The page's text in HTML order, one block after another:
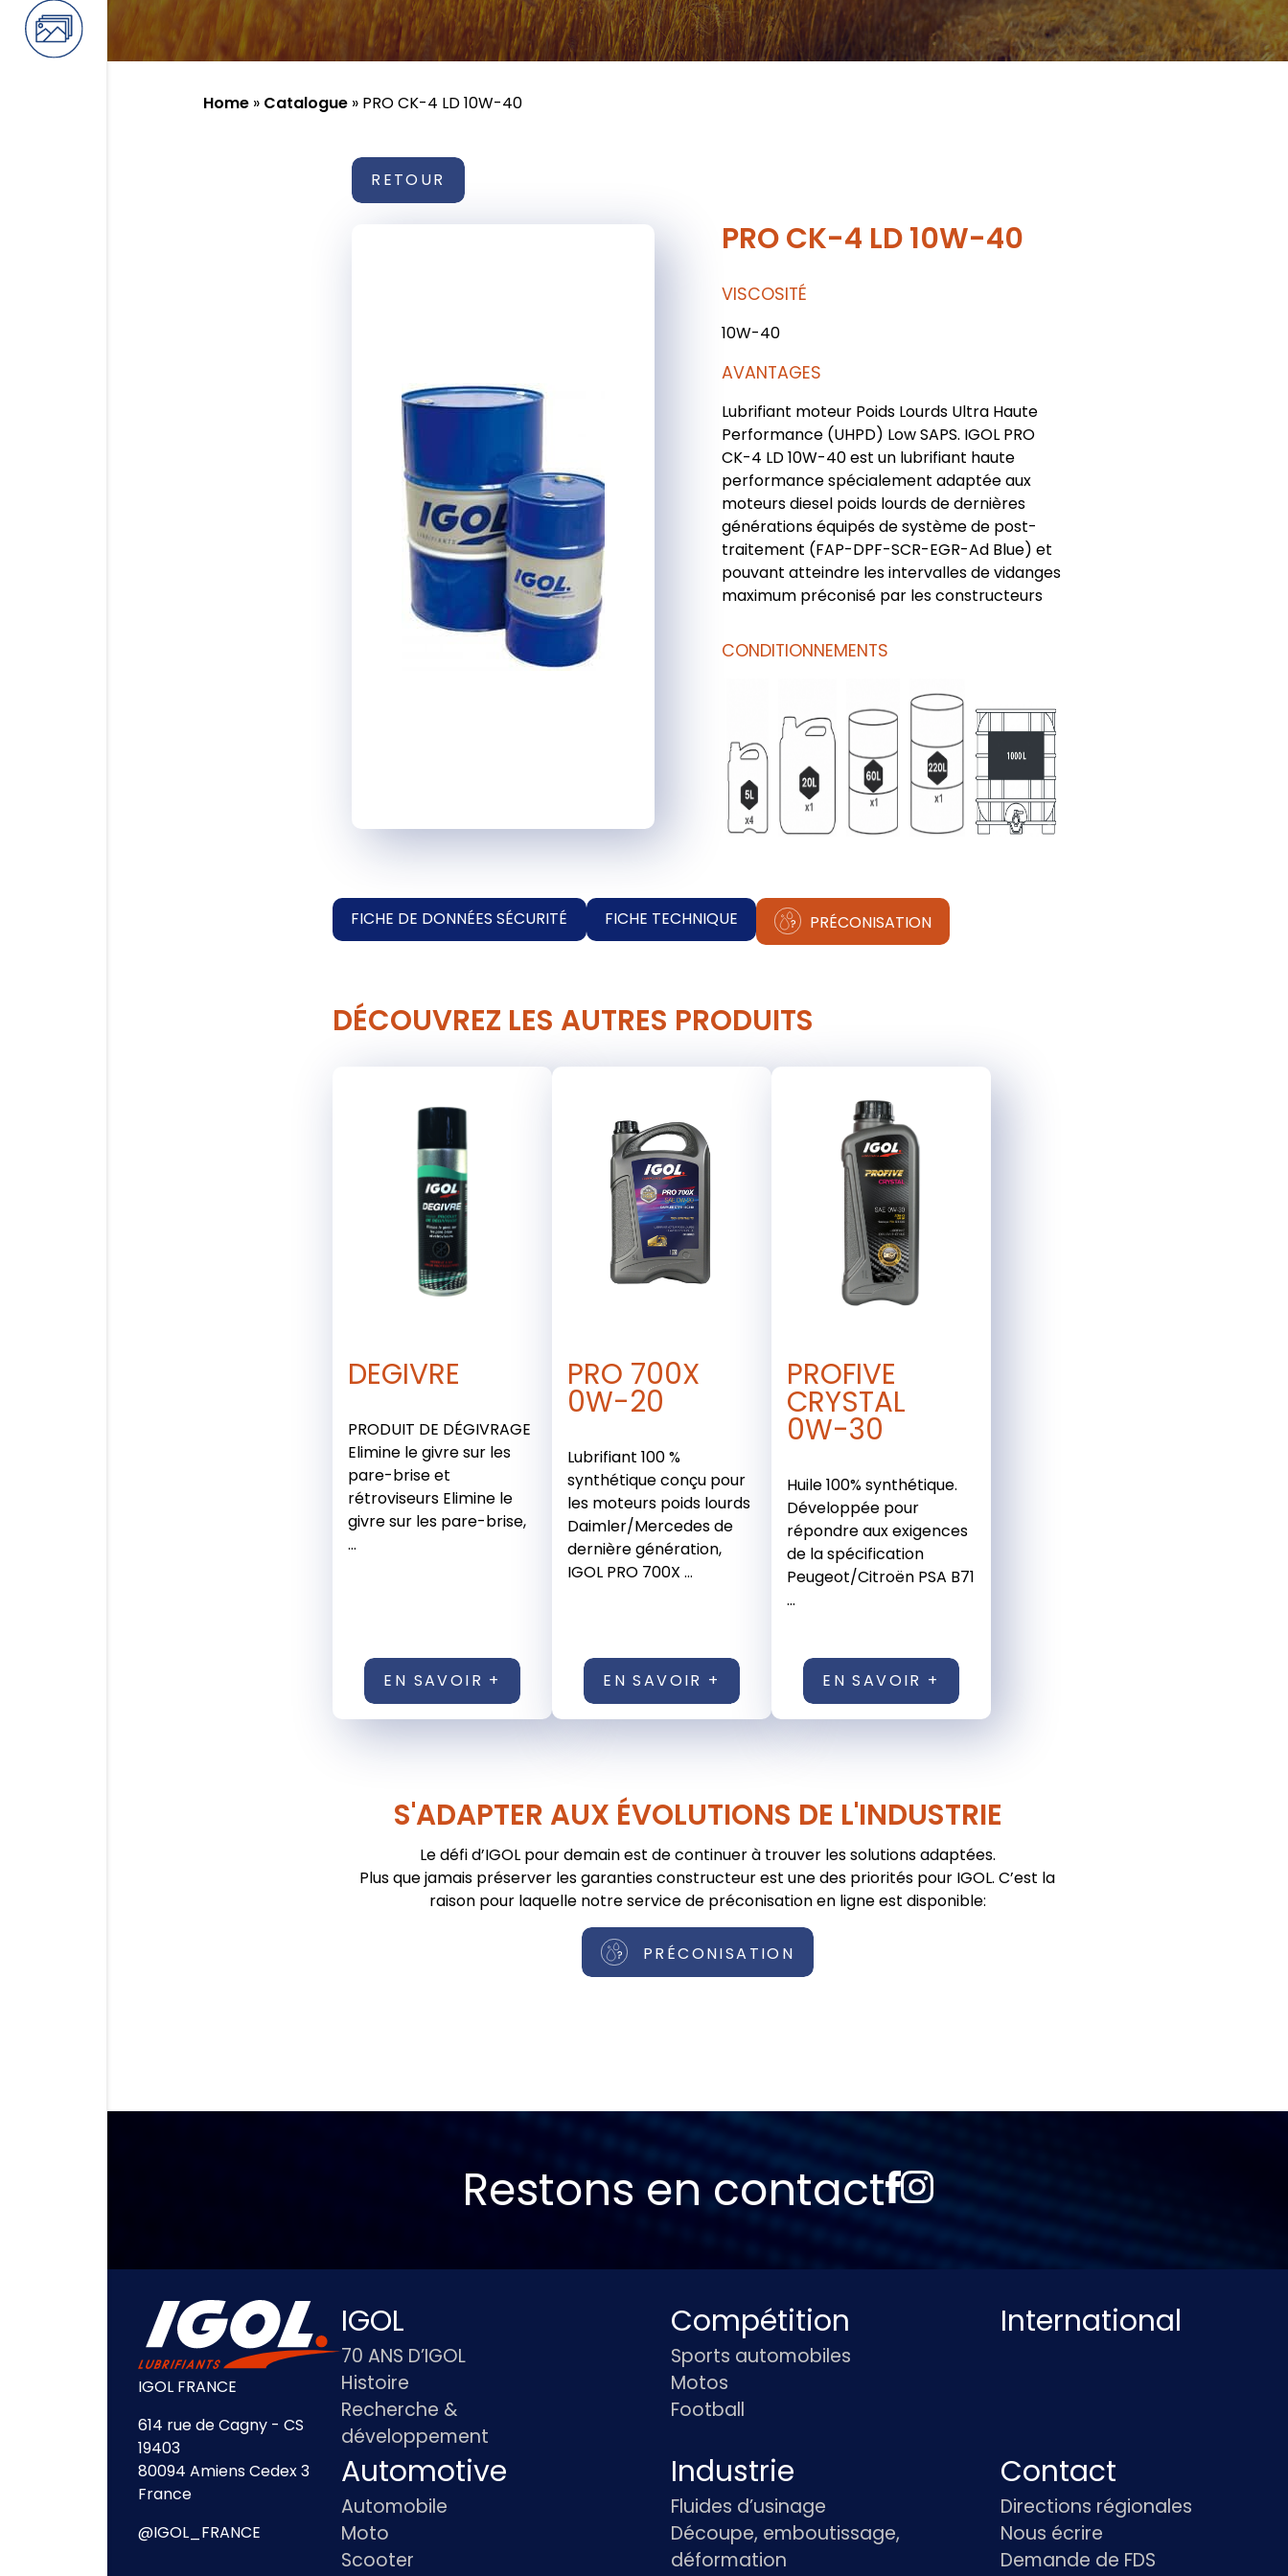
Home » Catalogue » PRO CK-4 LD 10W-40
RETOUR
PRO CK-4 LD 10W-40
VISCOSITÉ
10W-40
AVANTAGES
Lubrifiant moteur Poids Lourds Ultra Haute
Performance (UHPD) Low SAPS. IGOL PRO
CK-4 LD 10W-40 est un lubrifiant haute
performance spécialement adaptée aux
moteurs diesel poids lourds de dernières
générations équipés de système de post-
traitement (FAP-DPF-SCR-EGR-Ad Blue) et
pouvant atteindre les intervalles de vidanges
maximum préconisé par les constructeurs
CONDITIONNEMENTS
FICHE DE DONNÉES SÉCURITÉ FICHE TECHNIQUE PRÉCONISATION
DÉCOUVREZ LES AUTRES PRODUITS
DEGIVRE
PRODUIT DE DÉGIVRAGE
Elimine le givre sur les
pare-brise et
rétroviseurs Elimine le
givre sur les pare-brise,
...
EN SAVOIR +
PRO 700X
0W-20
Lubrifiant 100 %
synthétique conçu pour
les moteurs poids lourds
Daimler/Mercedes de
dernière génération,
IGOL PRO 700X ...
EN SAVOIR +
PROFIVE
CRYSTAL
0W-30
Huile 100% synthétique.
Développée pour
répondre aux exigences
de la spécification
Peugeot/Citroën PSA B71
...
EN SAVOIR +
S'ADAPTER AUX ÉVOLUTIONS DE L'INDUSTRIE
Le défi d’IGOL pour demain est de continuer à trouver les solutions adaptées.
Plus que jamais préserver les garanties constructeur est une des priorités pour IGOL. C’est la
raison pour laquelle notre service de préconisation en ligne est disponible:
PRÉCONISATION
Restons en contact
IGOL FRANCE
614 rue de Cagny - CS
19403
80094 Amiens Cedex 3
France
@IGOL_FRANCE
IGOL
70 ANS D’IGOL
Histoire
Recherche &
développement
Compétition
Sports automobiles
Motos
Football
International
Automotive
Automobile
Moto
Scooter
Industrie
Fluides d’usinage
Découpe, emboutissage,
déformation
Contact
Directions régionales
Nous écrire
Demande de FDS